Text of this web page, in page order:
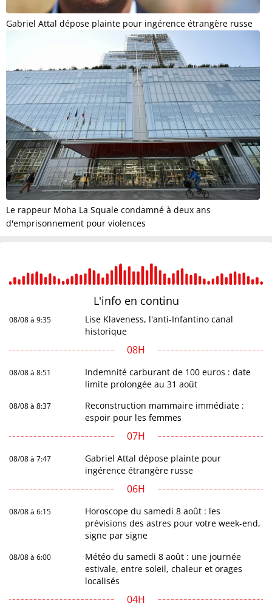
Gabriel Attal dépose plainte pour ingérence étrangère russe
Le rappeur Moha La Squale condamné à deux ans
d'emprisonnement pour violences
L'info en continu
08/08 à 9:35
Lise Klaveness, l'anti-Infantino canal
historique
08H
08/08 à 8:51
Indemnité carburant de 100 euros : date
limite prolongée au 31 août
08/08 à 8:37
Reconstruction mammaire immédiate :
espoir pour les femmes
07H
08/08 à 7:47
Gabriel Attal dépose plainte pour
ingérence étrangère russe
06H
08/08 à 6:15
Horoscope du samedi 8 août : les
prévisions des astres pour votre week-end,
signe par signe
08/08 à 6:00
Météo du samedi 8 août : une journée
estivale, entre soleil, chaleur et orages
localisés
04H